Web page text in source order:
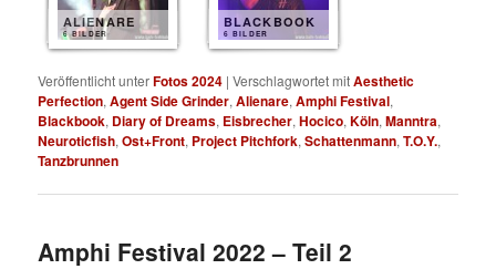
ALIENARE
6 BILDER
BLACKBOOK
6 BILDER
Veröffentlicht unterFotos 2024 |Verschlagwortet mitAesthetic
Perfection,Agent Side Grinder,Alienare,Amphi Festival,
Blackbook, Diary of Dreams, Eisbrecher,Hocico,Köln,Manntra,
Neuroticfish,Ost+Front, Project Pitchfork,Schattenmann,T.O.Y.,
Tanzbrunnen
Amphi Festival 2022 – Teil 2